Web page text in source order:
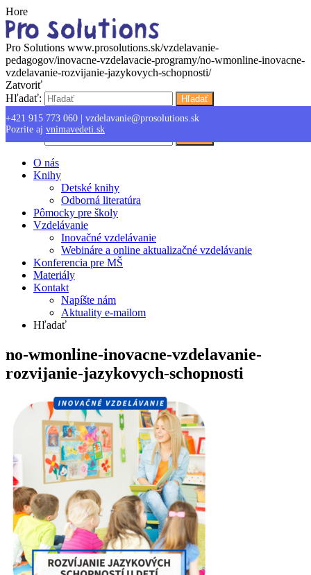
Hore
Pro Solutions www.prosolutions.sk/vzdelavanie-
pedagogov/inovacne-vzdelavacie-programy/no-wmonline-inovacne-
vzdelavanie-rozvijanie-jazykovych-schopnosti/
Zatvoriť
Hľadať:
Hľadať
+421 915 773 060
vzdelavanie@prosolutions.sk
Pozrite aj vnimavedeti.sk
Menu
Hľadať:
O nás
Knihy
Detské knihy
Odborná literatúra
Pômocky pre školy
Vzdelávanie
Inovačné vzdelávanie
Webináre a online aktualizačné vzdelávanie
Konferencia pre MŠ
Materiály
Kontakt
Napíšte nám
Aktuality e-mailom
Hľadať
no-wmonline-inovacne-vzdelavanie-
rozvijanie-jazykovych-schopnosti